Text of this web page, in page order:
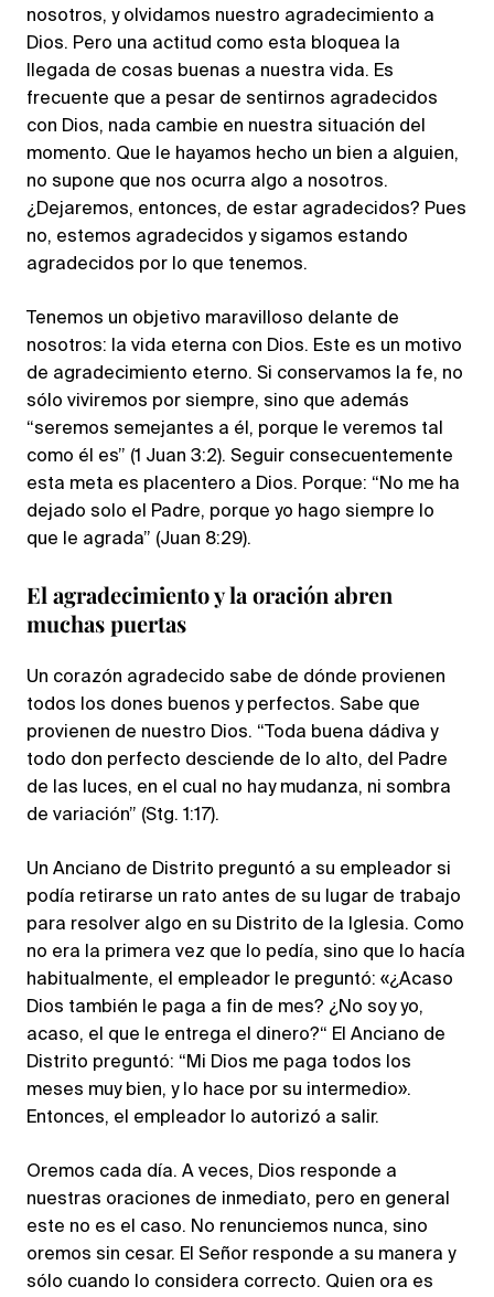
nosotros, y olvidamos nuestro agradecimiento a
Dios. Pero una actitud como esta bloquea la
llegada de cosas buenas a nuestra vida. Es
frecuente que a pesar de sentirnos agradecidos
con Dios, nada cambie en nuestra situación del
momento. Que le hayamos hecho un bien a alguien,
no supone que nos ocurra algo a nosotros.
¿Dejaremos, entonces, de estar agradecidos? Pues
no, estemos agradecidos y sigamos estando
agradecidos por lo que tenemos.
Tenemos un objetivo maravilloso delante de
nosotros: la vida eterna con Dios. Este es un motivo
de agradecimiento eterno. Si conservamos la fe, no
sólo viviremos por siempre, sino que además
“seremos semejantes a él, porque le veremos tal
como él es” (1 Juan 3:2). Seguir consecuentemente
esta meta es placentero a Dios. Porque: “No me ha
dejado solo el Padre, porque yo hago siempre lo
que le agrada” (Juan 8:29).
El agradecimiento y la oración abren
muchas puertas
Un corazón agradecido sabe de dónde provienen
todos los dones buenos y perfectos. Sabe que
provienen de nuestro Dios. “Toda buena dádiva y
todo don perfecto desciende de lo alto, del Padre
de las luces, en el cual no hay mudanza, ni sombra
de variación” (Stg. 1:17).
Un Anciano de Distrito preguntó a su empleador si
podía retirarse un rato antes de su lugar de trabajo
para resolver algo en su Distrito de la Iglesia. Como
no era la primera vez que lo pedía, sino que lo hacía
habitualmente, el empleador le preguntó: «¿Acaso
Dios también le paga a fin de mes? ¿No soy yo,
acaso, el que le entrega el dinero?“ El Anciano de
Distrito preguntó: “Mi Dios me paga todos los
meses muy bien, y lo hace por su intermedio».
Entonces, el empleador lo autorizó a salir.
Oremos cada día. A veces, Dios responde a
nuestras oraciones de inmediato, pero en general
este no es el caso. No renunciemos nunca, sino
oremos sin cesar. El Señor responde a su manera y
sólo cuando lo considera correcto. Quien ora es